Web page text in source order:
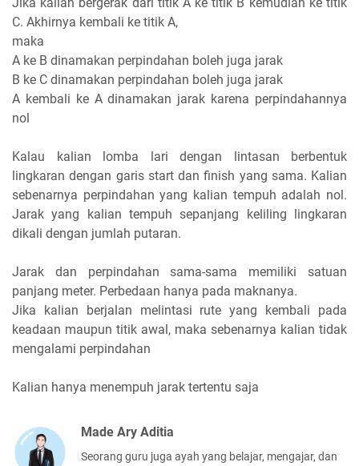
C. Akhirnya kembali ke titik A,
maka
A ke B dinamakan perpindahan boleh juga jarak
B ke C dinamakan perpindahan boleh juga jarak
A kembali ke A dinamakan jarak karena perpindahannya
nol
Kalau kalian lomba lari dengan lintasan berbentuk
lingkaran dengan garis start dan finish yang sama. Kalian
sebenarnya perpindahan yang kalian tempuh adalah nol.
Jarak yang kalian tempuh sepanjang keliling lingkaran
dikali dengan jumlah putaran.
Jarak dan perpindahan sama-sama memiliki satuan
panjang meter. Perbedaan hanya pada maknanya.
Jika kalian berjalan melintasi rute yang kembali pada
keadaan maupun titik awal, maka sebenarnya kalian tidak
mengalami perpindahan
Kalian hanya menempuh jarak tertentu saja
Made Ary Aditia
Seorang guru juga ayah yang belajar, mengajar, dan